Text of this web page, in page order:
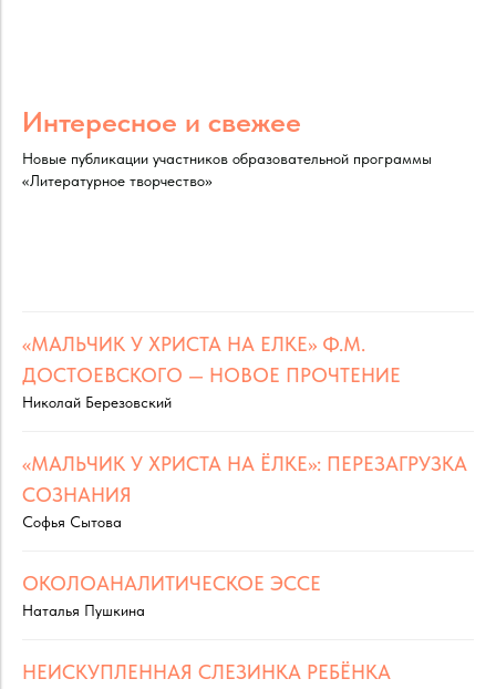
Интересное и свежее
Новые публикации участников образовательной программы
«Литературное творчество»
«МАЛЬЧИК У ХРИСТА НА ЕЛКЕ» Ф.М.
ДОСТОЕВСКОГО — НОВОЕ ПРОЧТЕНИЕ
Николай Березовский
«МАЛЬЧИК У ХРИСТА НА ЁЛКЕ»: ПЕРЕЗАГРУЗКА
СОЗНАНИЯ
Софья Сытова
ОКОЛОАНАЛИТИЧЕСКОЕ ЭССЕ
Наталья Пушкина
НЕИСКУПЛЕННАЯ СЛЕЗИНКА РЕБЁНКА